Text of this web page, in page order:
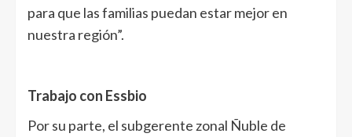
para que las familias puedan estar mejor en
nuestra región”.
Trabajo con Essbio
Por su parte, el subgerente zonal Ñuble de